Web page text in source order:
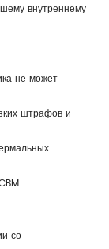
внутреннему
не может
штрафов и
со